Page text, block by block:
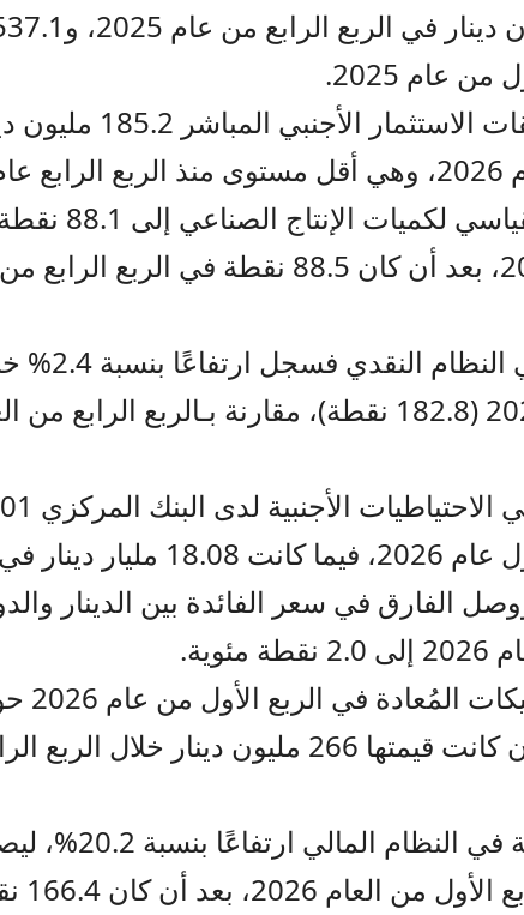
عام 2025.
ووصلت قيمة تدفقات الاستثمار
وانخفض الرقم
الأول من عام 2026، بعد أن كان 88.5 نقطة في الربع
أما مؤشر الثقة في
دينار في الربع الأول عام 2026، فيما
2025، ووصل الفارق في سعر الفائدة بين الدينار
مليون دينار، بعد أن كانت قيمتها 266 مليون دينار خلال
وسجّل مؤشر الثقة في
200